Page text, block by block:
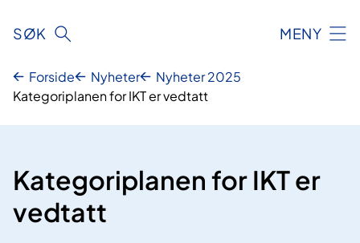
SØK MENY
Forside Nyheter
Nyheter 2025
Kategoriplanen for IKT er vedtatt
Kategoriplanen for IKT er
vedtatt